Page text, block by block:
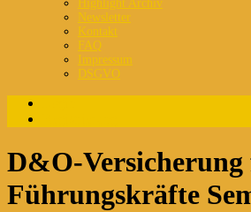
Highlight Archiv
Newsletter
Kontakt
FAQ
Impressum
DSGVO
D&O-
Führungskräfte